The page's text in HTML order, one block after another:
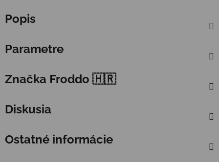
Popis
Parametre
Značka Froddo 🇭🇷
Diskusia
Ostatné informácie